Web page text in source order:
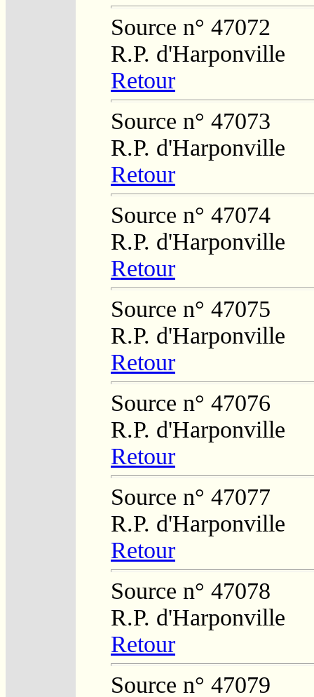
Source n° 47072
R.P. d'Harponville
Retour
Source n° 47073
R.P. d'Harponville
Retour
Source n° 47074
R.P. d'Harponville
Retour
Source n° 47075
R.P. d'Harponville
Retour
Source n° 47076
R.P. d'Harponville
Retour
Source n° 47077
R.P. d'Harponville
Retour
Source n° 47078
R.P. d'Harponville
Retour
Source n° 47079